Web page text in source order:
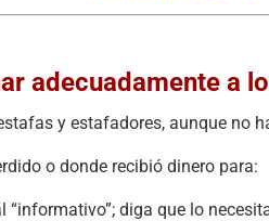
adecuadamente a
y estafadores, aunque no
o donde recibió dinero para:
diga que lo